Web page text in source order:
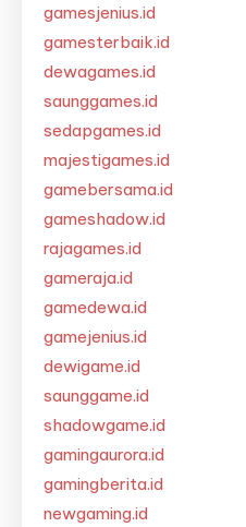
gamesjenius.id
gamesterbaik.id
dewagames.id
saunggames.id
sedapgames.id
majestigames.id
gamebersama.id
gameshadow.id
rajagames.id
gameraja.id
gamedewa.id
gamejenius.id
dewigame.id
saunggame.id
shadowgame.id
gamingaurora.id
gamingberita.id
newgaming.id